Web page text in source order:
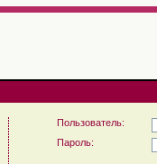
Пользователь:
Пароль: